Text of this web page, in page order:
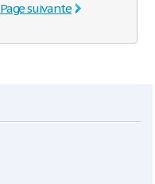
Page suivante